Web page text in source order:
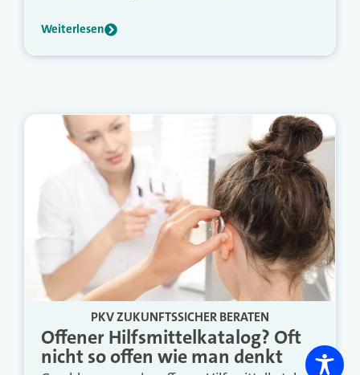
Weiterlesen
PKV ZUKUNFTSSICHER BERATEN
Offener Hilfsmittelkatalog? Oft
nicht so offen wie man denkt